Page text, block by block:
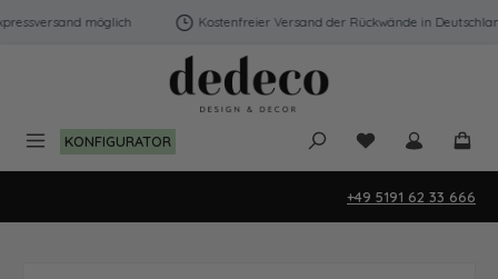
Zum Hauptinhalt springen
möglich Kostenfreier Versand der Rückwände in Deutschland
KONFIGURATOR Du hast 0
+49 5191 62 33 666